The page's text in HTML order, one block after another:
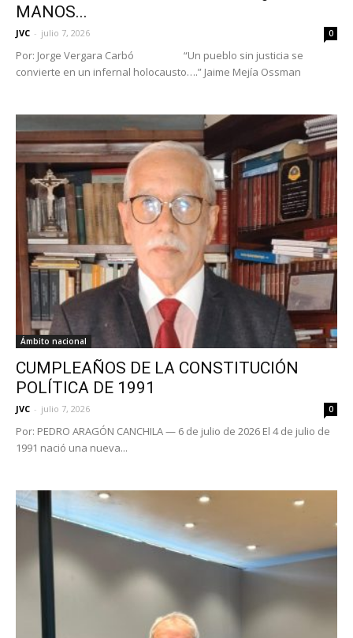
MANOS...
JVC - julio 7, 2026 0
Por: Jorge Vergara Carbó “Un pueblo sin justicia se
convierte en un infernal holocausto….” Jaime Mejía Ossman
Ámbito nacional
CUMPLEAÑOS DE LA CONSTITUCIÓN
POLÍTICA DE 1991
JVC - julio 7, 2026 0
Por: PEDRO ARAGÓN CANCHILA — 6 de julio de 2026 El 4 de julio de
1991 nació una nueva...